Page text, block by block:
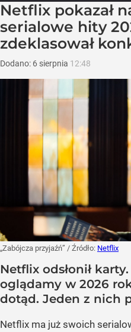
Netflix pokazał
serialowe hity
zdeklasował
Dodano: 6 sierpnia 12:48
„Zabójcza przyjaźń” / Źródło: Netflix
Netflix odsłonił
oglądamy w 2026
dotąd. Jeden z nich
Netflix ma już swoich